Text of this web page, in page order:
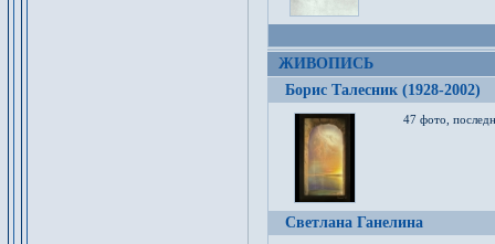
ЖИВОПИСЬ
Борис Талесник (1928-2002)
47 фото,
Светлана Ганелина